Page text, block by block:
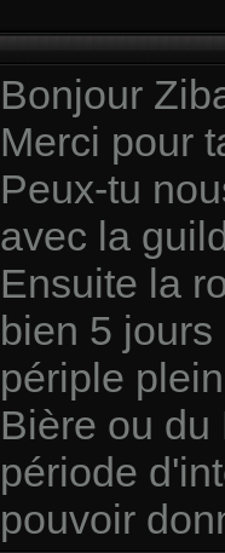
Bonjour
Merci pour
Peux-tu
avec la
Ensuite la
bien 5
périple
Bière ou du
période
pouvoir